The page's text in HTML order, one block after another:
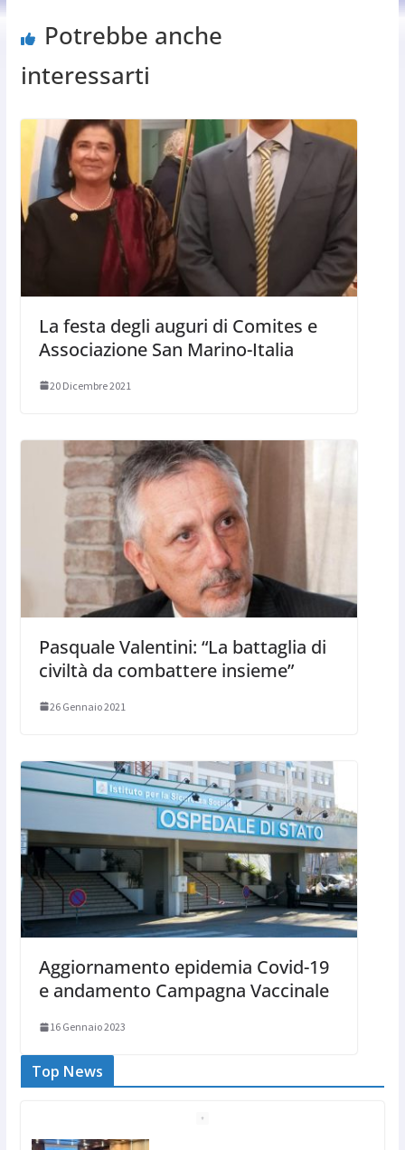
Potrebbe anche
interessarti
La festa degli auguri di Comites e
Associazione San Marino-Italia
20 Dicembre 2021
Pasquale Valentini: “La battaglia di
civiltà da combattere insieme”
26 Gennaio 2021
Aggiornamento epidemia Covid-19
e andamento Campagna Vaccinale
16 Gennaio 2023
Top News